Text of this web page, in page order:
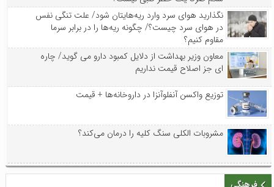
نگذارید هوای سرد وارد ریه‌هایتان شود/ علت تنگی نفس
در هوای سرد چیست؟/ چگونه ریه‌ها را در برابر سرما
مقاوم کنیم؟
معاون وزیر بهداشت از دلایل کمبود دارو می گوید/ چاره
ای جز اصلاح قیمت نداریم
توزیع واکسن‌ آنفلوآنزا در داروخانه‌ها + قیمت
مشروبات الکلی سنگ کلیه را درمان می‌کند؟